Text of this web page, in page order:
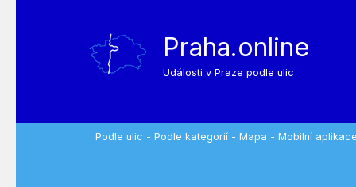
Praha.online
Události v Praze podle ulic
Podle ulic - Podle kategorií - Mapa - Mobilní